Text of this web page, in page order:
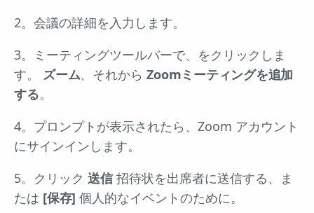
2。会議の詳細を入力します。
3。ミーティングツールバーで、をクリックしま
す。 ズーム、それからZoomミーティングを追加
する。
4。プロンプトが表示されたら、Zoom アカウント
にサインインします。
5。クリック 送信招待状を出席者に送信する、ま
たは [保存] 個人的なイベントのために。